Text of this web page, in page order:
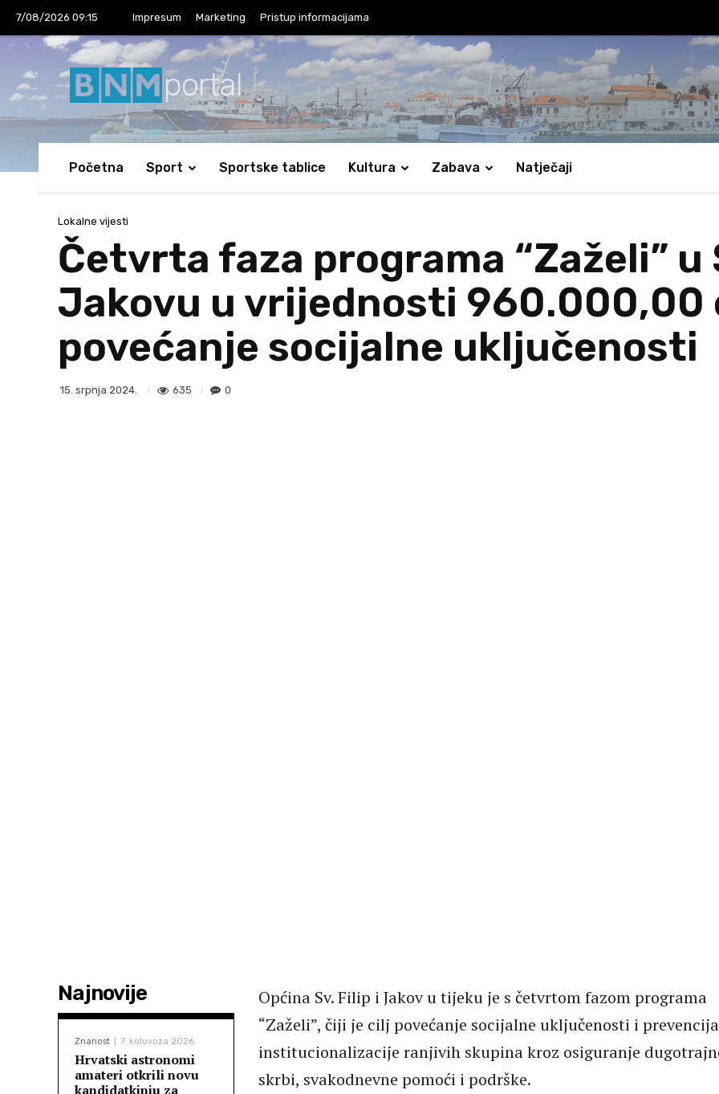
7/08/2026 09:15 Impresum Marketing Pristup informacijama
portal
Početna Sport Sportske tablice Kultura Zabava Natječaji
Lokalne vijesti
Četvrta faza programa “Zaželi” u
Jakovu u vrijednosti 960.000,00
povećanje socijalne uključenosti
15. srpnja 2024. 635 0
Najnovije
Znanost 7. kolovoza 2026.
Hrvatski astronomi
amateri otkrili novu
kandidatkinju za
Općina Sv. Filip i Jakov u tijeku je s četvrtom fazom programa
“Zaželi”, čiji je cilj povećanje socijalne uključenosti i prevencija
institucionalizacije ranjivih skupina kroz osiguranje
skrbi, svakodnevne pomoći i podrške.